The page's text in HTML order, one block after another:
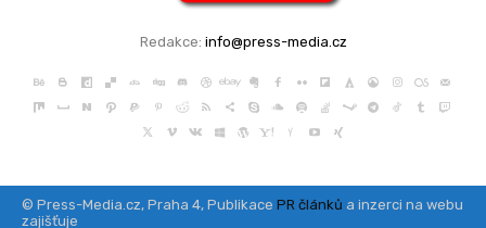
Redakce: info@press-media.cz
© Press-Media.cz, Praha 4, Publikace PR článků a inzerci na webu
zajišťuje